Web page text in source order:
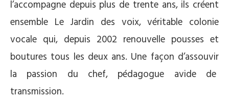
l’accompagne depuis plus de trente ans, ils créent
ensemble Le Jardin des voix, véritable colonie
vocale qui, depuis 2002 renouvelle pousses et
boutures tous les deux ans. Une façon d’assouvir
la passion du chef, pédagogue avide de
transmission.